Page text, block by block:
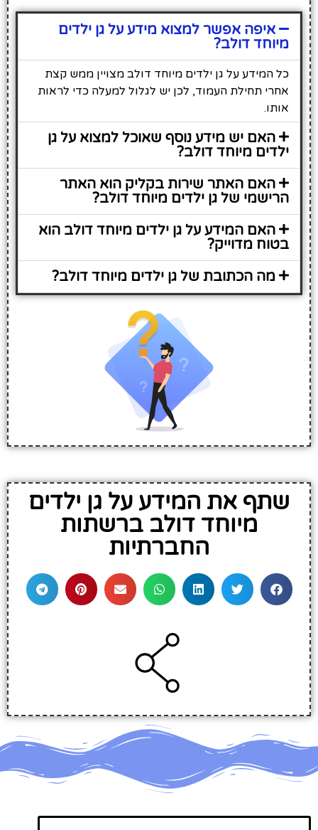
איפה אפשר למצוא מידע על גן ילדים
מיוחד דולב?
כל המידע על גן ילדים מיוחד דולב מצויין ממש קצת
אחרי תחילת העמוד, לכן יש לגלול למעלה כדי לראות
אותו.
האם יש מידע נוסף שאוכל למצוא על גן
ילדים מיוחד דולב?
האם האתר שירות בקליק הוא האתר
הרישמי של גן ילדים מיוחד דולב?
האם המידע על גן ילדים מיוחד דולב הוא
בטוח מדוייק?
מה הכתובת של גן ילדים מיוחד דולב?
שתף את המידע על גן ילדים
מיוחד דולב ברשתות
החברתיות